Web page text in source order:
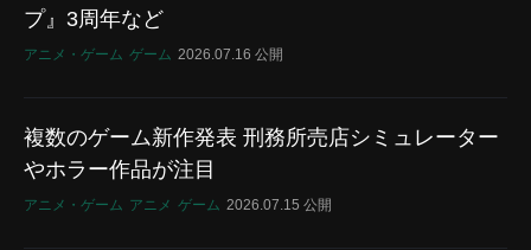
プ』3周年など
アニメ・ゲーム ゲーム 2026.07.16 公開
複数のゲーム新作発表 刑務所売店シミュレーター
やホラー作品が注目
アニメ・ゲーム アニメ ゲーム 2026.07.15 公開